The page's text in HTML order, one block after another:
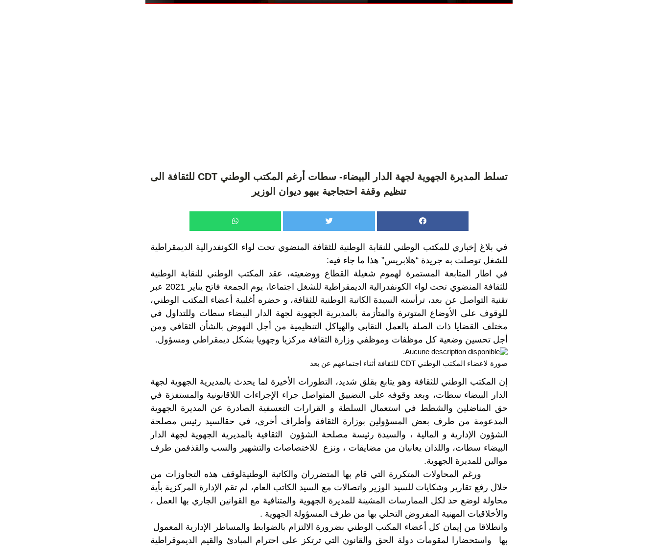
تسلط المديرة الجهوية لجهة الدار البيضاء- سطات أرغم المكتب الوطني CDT للثقافة الى
تنظيم وقفة احتجاجية ببهو ديوان الوزير
في بلاغ إخباري للمكتب الوطني للنقابة الوطنية للثقافة المنضوي تحت لواء الكونفدرالية الديمقراطية
للشغل توصلت به جريدة “هلابريس” هذا ما جاء فيه:
في اطار المتابعة المستمرة لهموم شغيلة القطاع ووضعيته، عقد المكتب الوطني للنقابة الوطنية
للثقافة المنضوي تحت لواء الكونفدرالية الديمقراطية للشغل اجتماعا، يوم الجمعة فاتح يناير 2021 عبر
تقنية التواصل عن بعد، ترأسته السيدة الكاتبة الوطنية للثقافة، و حضره أغلبية أعضاء المكتب الوطني،
للوقوف على الأوضاع المتوترة والمتأزمة بالمديرية الجهوية لجهة الدار البيضاء سطات وللتداول في
مختلف القضايا ذات الصلة بالعمل النقابي والهياكل التنظيمية من أجل النهوض بالشأن الثقافي ومن
أجل تحسين وضعية كل موظفات وموظفي وزارة الثقافة مركزيا وجهويا بشكل ديمقراطي ومسؤول.
صورة لاعضاء المكتب الوطني CDT للثقافة أثناء اجتماعهم عن بعد
إن المكتب الوطني للثقافة وهو يتابع بقلق شديد، التطورات الأخيرة لما يحدث بالمديرية الجهوية لجهة
الدار البيضاء سطات، وبعد وقوفه على التضييق المتواصل جراء الإجراءات اللاقانونية والمستفزة في
حق المناضلين والشطط في استعمال السلطة و القرارات التعسفية الصادرة عن المديرة الجهوية
المدعومة من طرف بعض المسؤولين بوزارة الثقافة وأطراف أخرى، في حقالسيد رئيس مصلحة
الشؤون الإدارية و المالية ، والسيدة رئيسة مصلحة الشؤون الثقافية بالمديرية الجهوية لجهة الدار
البيضاء سطات، واللذان يعانيان من مضايقات ، ونزع للاختصاصات والتشهير والسب والقذفمن طرف
موالين للمديرة الجهوية.
ورغم المحاولات المتكررة التي قام بها المتضرران والكاتبة الوطنيةلوقف هذه التجاوزات من
خلال رفع تقارير وشكايات للسيد الوزير واتصالات مع السيد الكاتب العام، لم تقم الإدارة المركزية بأية
محاولة لوضع حد لكل الممارسات المشينة للمديرة الجهوية والمتنافية مع القوانين الجاري بها العمل ،
والأخلاقيات المهنية المفروض التحلي بها من طرف المسؤولة الجهوية .
وانطلاقا من إيمان كل أعضاء المكتب الوطني بضرورة الالتزام بالضوابط والمساطر الإدارية المعمول
بها واستحضارا لمقومات دولة الحق والقانون التي ترتكز على احترام المبادئ والقيم الديموقراطية